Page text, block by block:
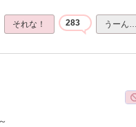
それな！ 283 うーん…